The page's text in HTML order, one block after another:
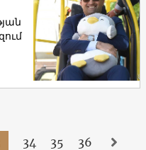
34 35 36